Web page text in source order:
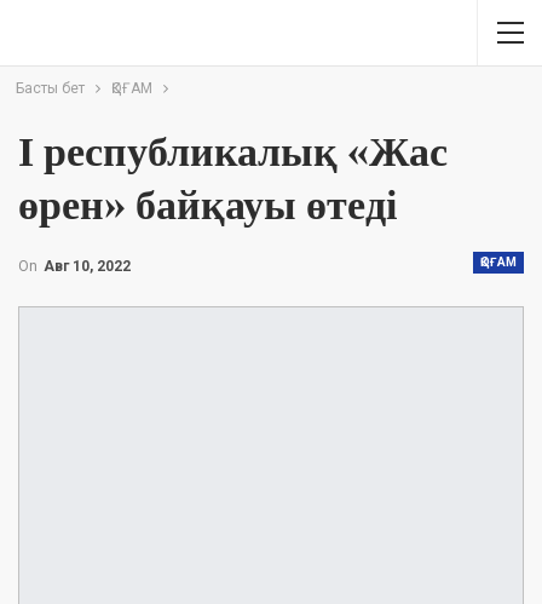
Басты бет ҚОҒАМ
І республикалық «Жас
өрен» байқауы өтеді
ҚОҒАМ
On Авг 10, 2022